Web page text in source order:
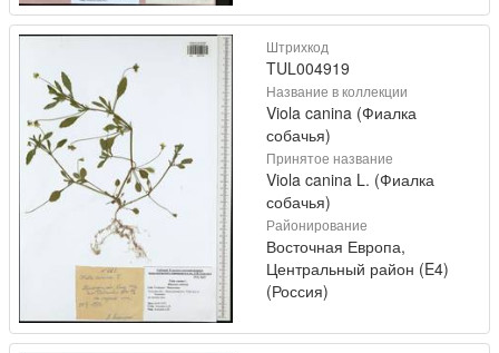
Штрихкод
TUL004919
Название в коллекции
Viola canina (Фиалка
собачья)
Принятое название
Viola canina L. (Фиалка
собачья)
Районирование
Восточная Европа,
Центральный район (E4)
(Россия)